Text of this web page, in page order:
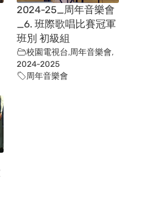
2024-25_周年音樂會
_6. 班際歌唱比賽冠軍
班別 初級組
校園電視台,周年音樂會,
2024-2025
周年音樂會